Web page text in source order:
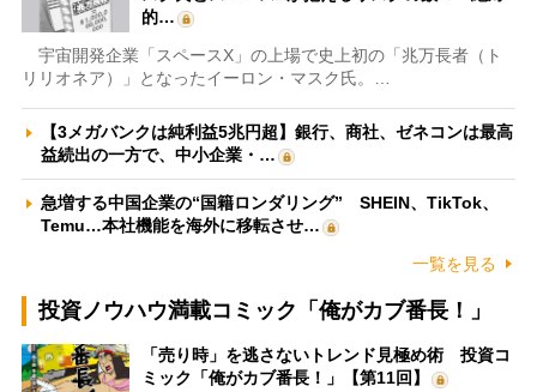
的…
宇宙開発企業「スペースX」の上場で史上初の「兆万長者（ト
リリオネア）」となったイーロン・マスク氏。…
【3メガバンクは純利益5兆円超】銀行、商社、ゼネコンは最高
益続出の一方で、中小企業・…
急増する中国企業の“国籍ロンダリング” SHEIN、TikTok、
Temu…本社機能を海外に移転させ…
一覧を見る
投資ノウハウ満載コミック「俺がカブ番長！」
「売り時」を逃さないトレンド見極め術 投資コ
ミック「俺がカブ番長！」【第11回】